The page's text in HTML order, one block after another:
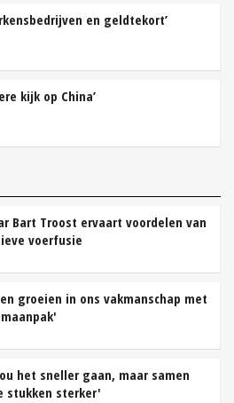
en geldtekort’
kijk op China’
Bart Troost ervaart voordelen van
voerfusie
groeien in ons vakmanschap met
het sneller gaan, maar samen
stukken sterker'